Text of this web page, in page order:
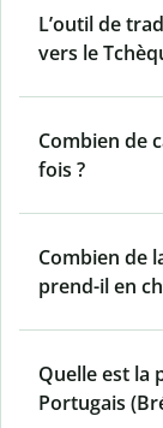
L’outil de
vers le
Combien de
fois ?
Combien de
prend-il en
Quelle est la
Portugais